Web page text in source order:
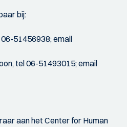
bij:
51456938; email
tel 06-51493015; email
aan het Center for Human